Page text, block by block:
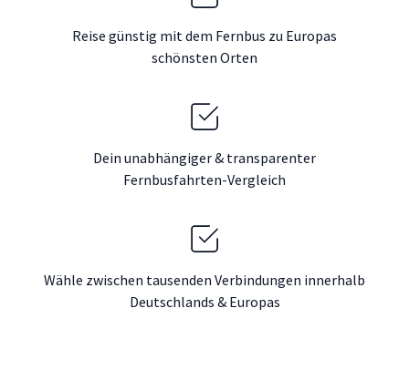
Reise günstig mit dem Fernbus zu Europas
schönsten Orten
Dein unabhängiger & transparenter
Fernbusfahrten-Vergleich
Wähle zwischen tausenden Verbindungen innerhalb
Deutschlands & Europas